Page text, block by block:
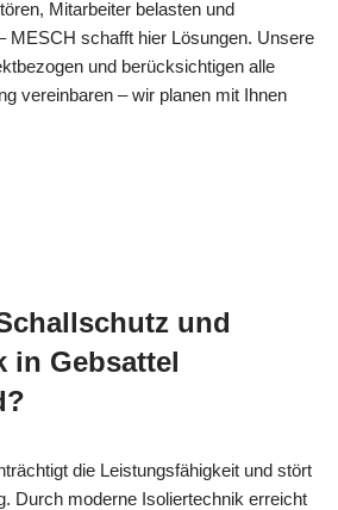
Mitarbeiter belasten und
MESCH schafft hier Lösungen. Unsere
und berücksichtigen alle
vereinbaren – wir planen mit Ihnen
und
in Gebsattel
die Leistungsfähigkeit und stört
Durch moderne Isoliertechnik erreicht